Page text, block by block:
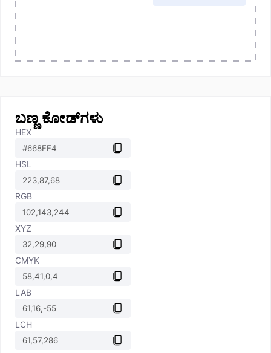
ಬಣ್ಣ ಕೋಡ್‌ಗಳು
HEX
HSL
RGB
XYZ
CMYK
LAB
LCH